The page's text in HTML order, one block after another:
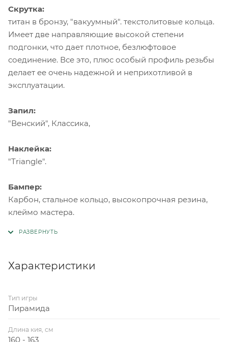
Скрутка:
титан в бронзу, "вакуумный". текстолитовые кольца.
Имеет две направляющие высокой степени
подгонки, что дает плотное, безлюфтовое
соединение. Все это, плюс особый профиль резьбы
делает ее очень надежной и неприхотливой в
эксплуатации.
Запил:
"Венский", Классика,
Наклейка:
"Triangle".
Бампер:
Карбон, стальное кольцо, высокопрочная резина,
клеймо мастера.
Характеристики
Тип игры
Пирамида
Длина кия, см
160 - 163